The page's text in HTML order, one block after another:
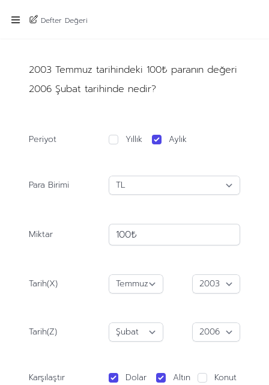
Defter Değeri
2003 Temmuz tarihindeki 100₺ paranın değeri
2006 Şubat tarihinde nedir?
Periyot Yıllık Aylık
Para Birimi
Miktar
Tarih(X)
Tarih(Z)
Karşılaştır Dolar Altın
Konut